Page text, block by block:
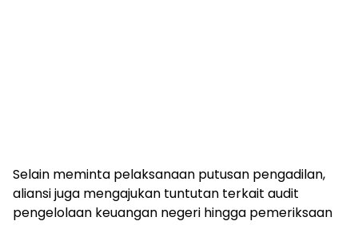
Selain meminta pelaksanaan putusan pengadilan,
aliansi juga mengajukan tuntutan terkait audit
pengelolaan keuangan negeri hingga pemeriksaan